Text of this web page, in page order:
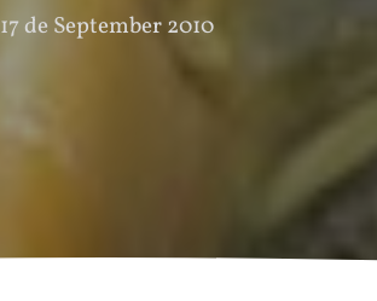
17 de September 2010